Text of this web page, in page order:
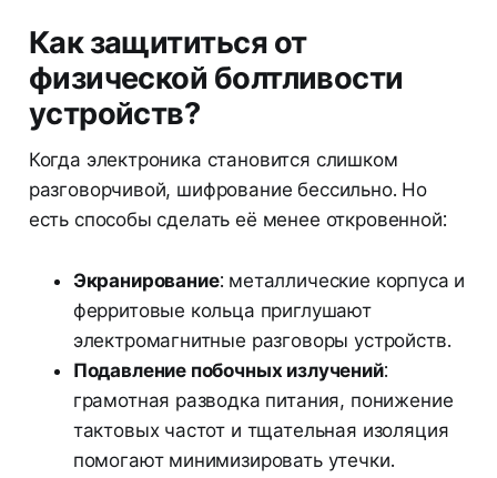
Как защититься от
физической болтливости
устройств?
Когда электроника становится слишком
разговорчивой, шифрование бессильно. Но
есть способы сделать её менее откровенной:
Экранирование: металлические корпуса и
ферритовые кольца приглушают
электромагнитные разговоры устройств.
Подавление побочных излучений:
грамотная разводка питания, понижение
тактовых частот и тщательная изоляция
помогают минимизировать утечки.